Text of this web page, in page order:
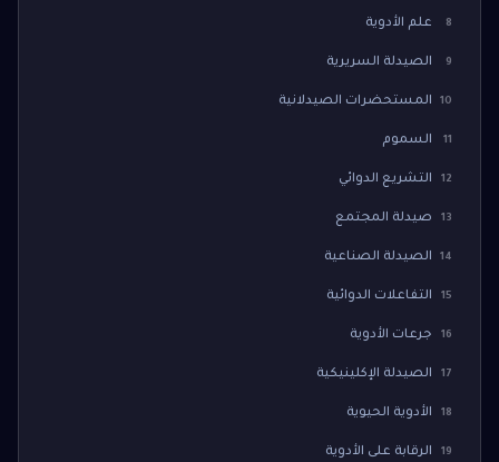
8 علم الأدوية
9 الصيدلة السريرية
10 المستحضرات الصيدلانية
11 السموم
12 التشريع الدوائي
13 صيدلة المجتمع
14 الصيدلة الصناعية
15 التفاعلات الدوائية
16 جرعات الأدوية
17 الصيدلة الإكلينيكية
18 الأدوية الحيوية
19 الرقابة على الأدوية